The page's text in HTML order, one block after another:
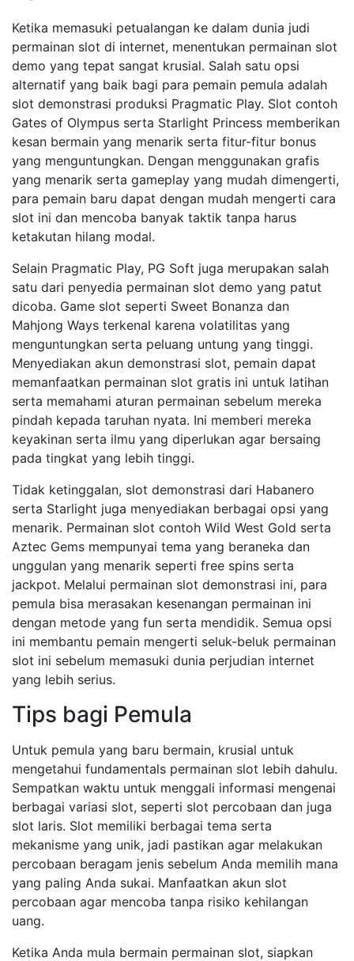
Ketika memasuki petualangan ke dalam dunia judi
permainan slot di internet, menentukan permainan slot
demo yang tepat sangat krusial. Salah satu opsi
alternatif yang baik bagi para pemain pemula adalah
slot demonstrasi produksi Pragmatic Play. Slot contoh
Gates of Olympus serta Starlight Princess memberikan
kesan bermain yang menarik serta fitur-fitur bonus
yang menguntungkan. Dengan menggunakan grafis
yang menarik serta gameplay yang mudah dimengerti,
para pemain baru dapat dengan mudah mengerti cara
slot ini dan mencoba banyak taktik tanpa harus
ketakutan hilang modal.
Selain Pragmatic Play, PG Soft juga merupakan salah
satu dari penyedia permainan slot demo yang patut
dicoba. Game slot seperti Sweet Bonanza dan
Mahjong Ways terkenal karena volatilitas yang
menguntungkan serta peluang untung yang tinggi.
Menyediakan akun demonstrasi slot, pemain dapat
memanfaatkan permainan slot gratis ini untuk latihan
serta memahami aturan permainan sebelum mereka
pindah kepada taruhan nyata. Ini memberi mereka
keyakinan serta ilmu yang diperlukan agar bersaing
pada tingkat yang lebih tinggi.
Tidak ketinggalan, slot demonstrasi dari Habanero
serta Starlight juga menyediakan berbagai opsi yang
menarik. Permainan slot contoh Wild West Gold serta
Aztec Gems mempunyai tema yang beraneka dan
unggulan yang menarik seperti free spins serta
jackpot. Melalui permainan slot demonstrasi ini, para
pemula bisa merasakan kesenangan permainan ini
dengan metode yang fun serta mendidik. Semua opsi
ini membantu pemain mengerti seluk-beluk permainan
slot ini sebelum memasuki dunia perjudian internet
yang lebih serius.
Tips bagi Pemula
Untuk pemula yang baru bermain, krusial untuk
mengetahui fundamentals permainan slot lebih dahulu.
Sempatkan waktu untuk menggali informasi mengenai
berbagai variasi slot, seperti slot percobaan dan juga
slot laris. Slot memiliki berbagai tema serta
mekanisme yang unik, jadi pastikan agar melakukan
percobaan beragam jenis sebelum Anda memilih mana
yang paling Anda sukai. Manfaatkan akun slot
percobaan agar mencoba tanpa risiko kehilangan
uang.
Ketika Anda mula bermain permainan slot, siapkan